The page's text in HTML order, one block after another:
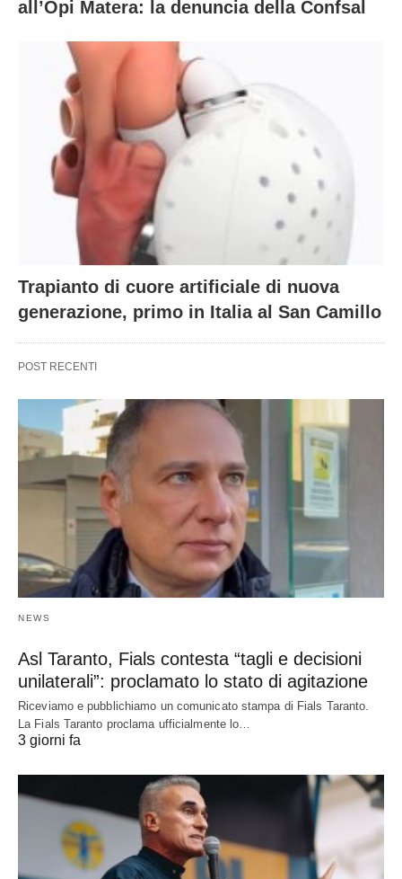
all’Opi Matera: la denuncia della Confsal
Trapianto di cuore artificiale di nuova
generazione, primo in Italia al San Camillo
POST RECENTI
NEWS
Asl Taranto, Fials contesta “tagli e decisioni
unilaterali”: proclamato lo stato di agitazione
Riceviamo e pubblichiamo un comunicato stampa di Fials Taranto.
La Fials Taranto proclama ufficialmente lo…
3 giorni fa